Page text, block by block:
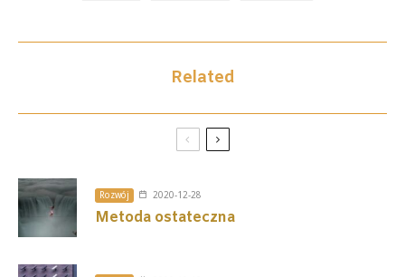
Related
Rozwój 2020-12-28
Metoda ostateczna